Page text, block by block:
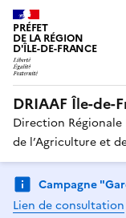
PRÉFET
DE LA RÉGION
D'ÎLE-DE-FRANCE
DRIAAF Île-de-
Direction
de l’Agriculture et
Campagne
Lien de consultation